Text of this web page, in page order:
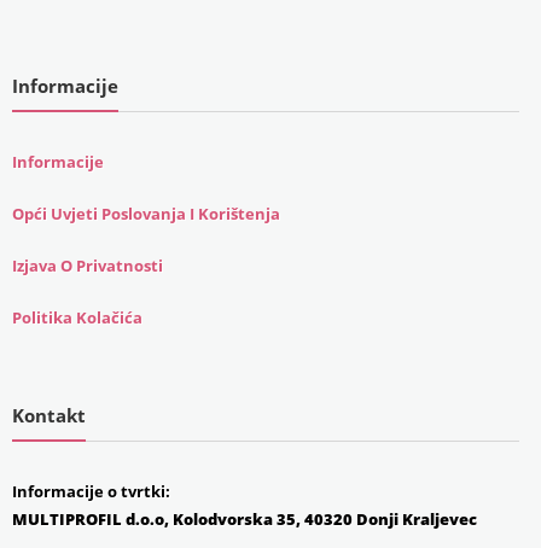
Informacije
Informacije
Opći Uvjeti Poslovanja I Korištenja
Izjava O Privatnosti
Politika Kolačića
Kontakt
Informacije o tvrtki:
MULTIPROFIL d.o.o, Kolodvorska 35, 40320 Donji Kraljevec